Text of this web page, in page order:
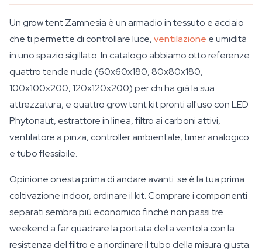
Un grow tent Zamnesia è un armadio in tessuto e acciaio
che ti permette di controllare luce,ventilazione e umidità
in uno spazio sigillato. In catalogo abbiamo otto referenze:
quattro tende nude (60x60x180, 80x80x180,
100x100x200, 120x120x200) per chi ha già la sua
attrezzatura, e quattro grow tent kit pronti all'uso con LED
Phytonaut, estrattore in linea, filtro ai carboni attivi,
ventilatore a pinza, controller ambientale, timer analogico
e tubo flessibile.
Opinione onesta prima di andare avanti: se è la tua prima
coltivazione indoor, ordinare il kit. Comprare i componenti
separati sembra più economico finché non passi tre
weekend a far quadrare la portata della ventola con la
resistenza del filtro e a riordinare il tubo della misura giusta.